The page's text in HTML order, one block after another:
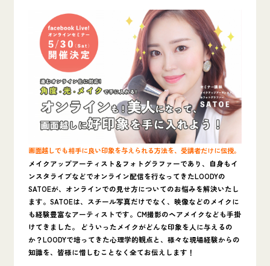
画面越しでも相手に良い印象を与えられる方法を、受講者だけに伝授。
メイクアップアーティスト＆フォトグラファーであり、自身もイ
ンスタライブなどでオンライン配信を行なってきたLOODYの
SATOEが、オンラインでの見せ方についてのお悩みを解決いたし
ます。SATOEは、スチール写真だけでなく、映像などのメイクに
も経験豊富なアーティストです。CM撮影のヘアメイクなども手掛
けてきました。 どういったメイクがどんな印象を人に与えるの
か？LOODYで培ってきた心理学的観点と、様々な現場経験からの
知識を、皆様に惜しむことなく全てお伝えします！